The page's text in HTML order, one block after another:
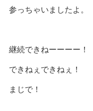
参っちゃいましたよ。
継続できねーーーー！
できねぇできねぇ！
まじで！